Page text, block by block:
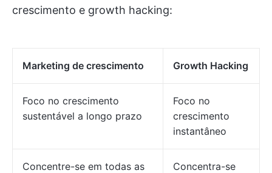
crescimento e growth hacking:
Marketing de crescimento Growth Hacking
Foco no crescimento
sustentável a longo prazo
Foco no
crescimento
instantâneo
Concentre-se em todas as
Concentra-se